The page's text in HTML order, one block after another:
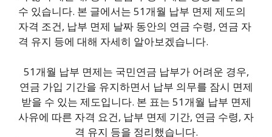
수 있습니다. 본 글에서는 51개월 납부 면제 제도의
자격 조건, 납부 면제 날짜 동안의 연금 수령, 연금 자
격 유지 등에 대해 자세히 알아보겠습니다.
51개월 납부 면제는 국민연금 납부가 어려운 경우,
연금 가입 기간을 유지하면서 납부 의무를 잠시 면제
받을 수 있는 제도입니다. 본 표는 51개월 납부 면제
사유에 따른 자격 요건, 납부 면제 기간, 연금 수령, 자
격 유지 등을 정리했습니다.